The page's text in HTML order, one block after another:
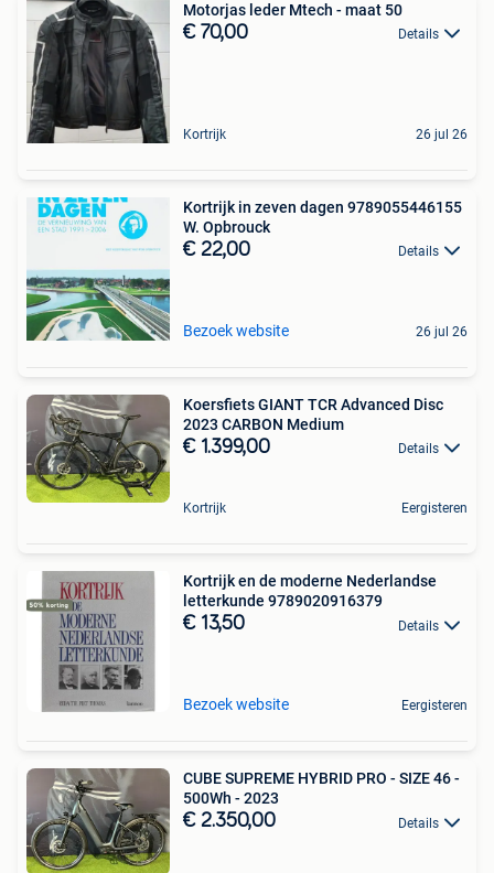
Motorjas leder Mtech - maat 50
€ 70,00 Details
Kortrijk 26 jul 26
Kortrijk in zeven dagen 9789055446155
W. Opbrouck
€ 22,00 Details
Bezoek website 26 jul 26
Koersfiets GIANT TCR Advanced Disc
2023 CARBON Medium
€ 1.399,00 Details
Kortrijk Eergisteren
Kortrijk en de moderne Nederlandse
letterkunde 9789020916379
€ 13,50 Details
Bezoek website Eergisteren
CUBE SUPREME HYBRID PRO - SIZE 46 -
500Wh - 2023
€ 2.350,00 Details